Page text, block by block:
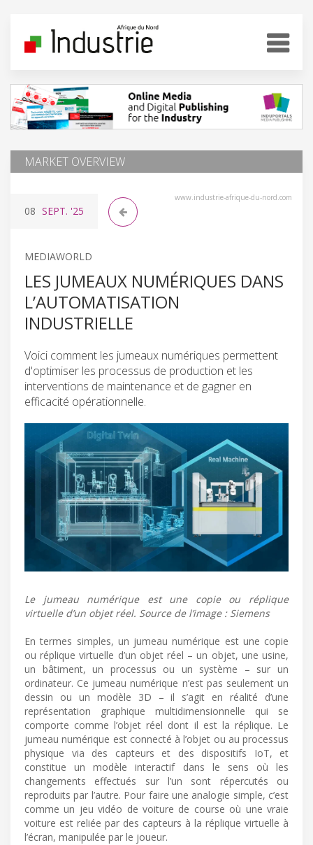
MARKET OVERVIEW
www.industrie-afrique-du-nord.com
08 SEPT. '25
MEDIAWORLD
LES JUMEAUX NUMÉRIQUES DANS
L’AUTOMATISATION
INDUSTRIELLE
Voici comment les jumeaux numériques permettent
d'optimiser les processus de production et les
interventions de maintenance et de gagner en
efficacité opérationnelle.
Le jumeau numérique est une copie ou réplique
virtuelle d’un objet réel. Source de l’image : Siemens
En termes simples, un jumeau numérique est une copie
ou réplique virtuelle d’un objet réel – un objet, une usine,
un bâtiment, un processus ou un système – sur un
ordinateur. Ce jumeau numérique n’est pas seulement un
dessin ou un modèle 3D – il s’agit en réalité d’une
représentation graphique multidimensionnelle qui se
comporte comme l’objet réel dont il est la réplique. Le
jumeau numérique est connecté à l’objet ou au processus
physique via des capteurs et des dispositifs IoT, et
constitue un modèle interactif dans le sens où les
changements effectués sur l’un sont répercutés ou
reproduits par l’autre. Pour faire une analogie simple, c’est
comme un jeu vidéo de voiture de course où une vraie
voiture est reliée par des capteurs à la réplique virtuelle à
l’écran, manipulée par le joueur.